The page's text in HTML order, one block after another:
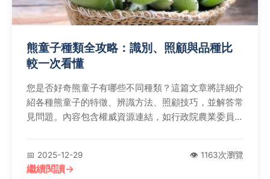
熊童子種類全攻略：識別、照顧與品種比
較一次看懂
您是否好奇熊童子有哪些不同種類？這篇文章將詳細介
紹各種熊童子的特徵、辨識方法、照顧技巧，並解答常
見問題。內容包含權威資源連結，如行政院農業委員會
📅 2025-12-29 👁️ 1163次瀏覽
繼續閱讀